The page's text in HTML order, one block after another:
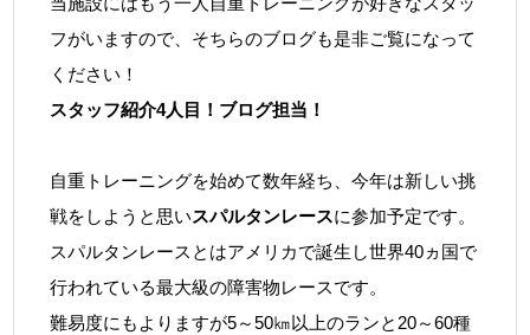
フがいますので、そちらのブログも是非ご覧になって
ください！
スタッフ紹介4人目！ブログ担当！
自重トレーニングを始めて数年経ち、今年は新しい挑
戦をしようと思いスパルタンレースに参加予定です。
スパルタンレースとはアメリカで誕生し世界40ヵ国で
行われている最大級の障害物レースです。
難易度にもよりますが5～50㎞以上のランと20～60種